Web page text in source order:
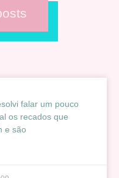
falar um pouco
os recados que
e são